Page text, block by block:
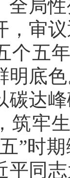
全局
，审
个五
明底
碳达
筑牢
”时
平同